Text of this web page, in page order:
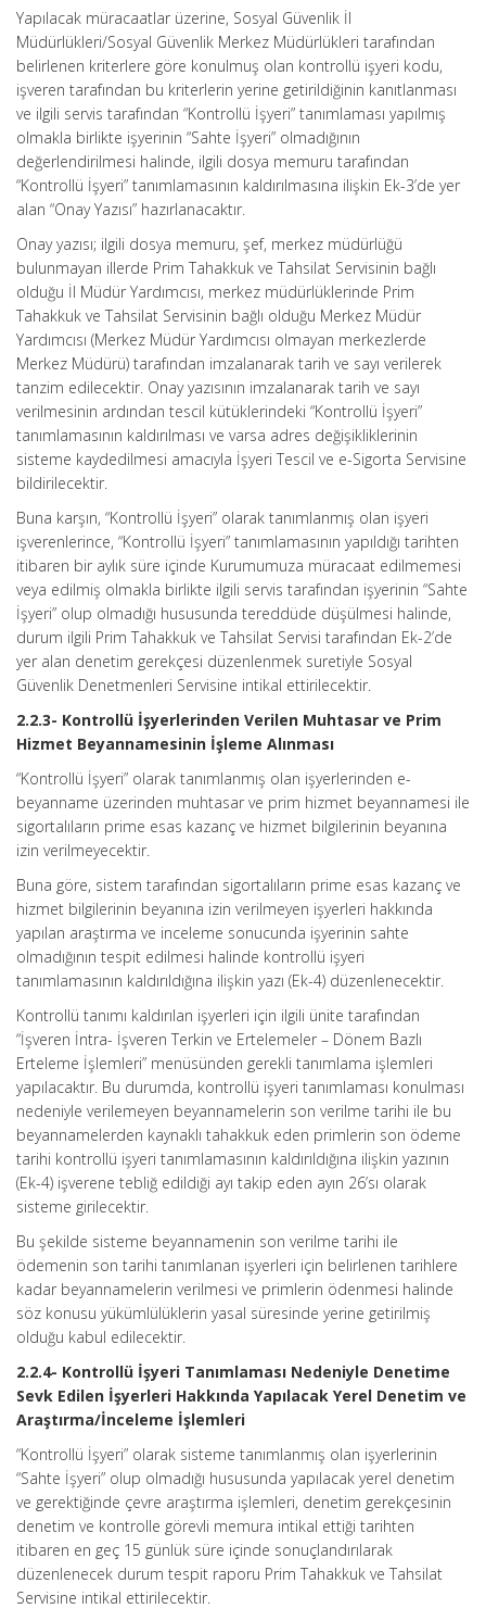
Yapılacak müracaatlar üzerine, Sosyal Güvenlik İl
Müdürlükleri/Sosyal Güvenlik Merkez Müdürlükleri tarafından
belirlenen kriterlere göre konulmuş olan kontrollü işyeri kodu,
işveren tarafından bu kriterlerin yerine getirildiğinin kanıtlanması
ve ilgili servis tarafından “Kontrollü İşyeri” tanımlaması yapılmış
olmakla birlikte işyerinin “Sahte İşyeri” olmadığının
değerlendirilmesi halinde, ilgili dosya memuru tarafından
“Kontrollü İşyeri” tanımlamasının kaldırılmasına ilişkin Ek-3’de yer
alan “Onay Yazısı” hazırlanacaktır.
Onay yazısı; ilgili dosya memuru, şef, merkez müdürlüğü
bulunmayan illerde Prim Tahakkuk ve Tahsilat Servisinin bağlı
olduğu İl Müdür Yardımcısı, merkez müdürlüklerinde Prim
Tahakkuk ve Tahsilat Servisinin bağlı olduğu Merkez Müdür
Yardımcısı (Merkez Müdür Yardımcısı olmayan merkezlerde
Merkez Müdürü) tarafından imzalanarak tarih ve sayı verilerek
tanzim edilecektir. Onay yazısının imzalanarak tarih ve sayı
verilmesinin ardından tescil kütüklerindeki “Kontrollü İşyeri”
tanımlamasının kaldırılması ve varsa adres değişikliklerinin
sisteme kaydedilmesi amacıyla İşyeri Tescil ve e-Sigorta Servisine
bildirilecektir.
Buna karşın, “Kontrollü İşyeri” olarak tanımlanmış olan işyeri
işverenlerince, “Kontrollü İşyeri” tanımlamasının yapıldığı tarihten
itibaren bir aylık süre içinde Kurumumuza müracaat edilmemesi
veya edilmiş olmakla birlikte ilgili servis tarafından işyerinin “Sahte
İşyeri” olup olmadığı hususunda tereddüde düşülmesi halinde,
durum ilgili Prim Tahakkuk ve Tahsilat Servisi tarafından Ek-2’de
yer alan denetim gerekçesi düzenlenmek suretiyle Sosyal
Güvenlik Denetmenleri Servisine intikal ettirilecektir.
2.2.3- Kontrollü İşyerlerinden Verilen Muhtasar ve Prim
Hizmet Beyannamesinin İşleme Alınması
“Kontrollü İşyeri” olarak tanımlanmış olan işyerlerinden e-
beyanname üzerinden muhtasar ve prim hizmet beyannamesi ile
sigortalıların prime esas kazanç ve hizmet bilgilerinin beyanına
izin verilmeyecektir.
Buna göre, sistem tarafından sigortalıların prime esas kazanç ve
hizmet bilgilerinin beyanına izin verilmeyen işyerleri hakkında
yapılan araştırma ve inceleme sonucunda işyerinin sahte
olmadığının tespit edilmesi halinde kontrollü işyeri
tanımlamasının kaldırıldığına ilişkin yazı (Ek-4) düzenlenecektir.
Kontrollü tanımı kaldırılan işyerleri için ilgili ünite tarafından
“İşveren İntra- İşveren Terkin ve Ertelemeler – Dönem Bazlı
Erteleme İşlemleri” menüsünden gerekli tanımlama işlemleri
yapılacaktır. Bu durumda, kontrollü işyeri tanımlaması konulması
nedeniyle verilemeyen beyannamelerin son verilme tarihi ile bu
beyannamelerden kaynaklı tahakkuk eden primlerin son ödeme
tarihi kontrollü işyeri tanımlamasının kaldırıldığına ilişkin yazının
(Ek-4) işverene tebliğ edildiği ayı takip eden ayın 26’sı olarak
sisteme girilecektir.
Bu şekilde sisteme beyannamenin son verilme tarihi ile
ödemenin son tarihi tanımlanan işyerleri için belirlenen tarihlere
kadar beyannamelerin verilmesi ve primlerin ödenmesi halinde
söz konusu yükümlülüklerin yasal süresinde yerine getirilmiş
olduğu kabul edilecektir.
2.2.4- Kontrollü İşyeri Tanımlaması Nedeniyle Denetime
Sevk Edilen İşyerleri Hakkında Yapılacak Yerel Denetim ve
Araştırma/İnceleme İşlemleri
“Kontrollü İşyeri” olarak sisteme tanımlanmış olan işyerlerinin
“Sahte İşyeri” olup olmadığı hususunda yapılacak yerel denetim
ve gerektiğinde çevre araştırma işlemleri, denetim gerekçesinin
denetim ve kontrolle görevli memura intikal ettiği tarihten
itibaren en geç 15 günlük süre içinde sonuçlandırılarak
düzenlenecek durum tespit raporu Prim Tahakkuk ve Tahsilat
Servisine intikal ettirilecektir.